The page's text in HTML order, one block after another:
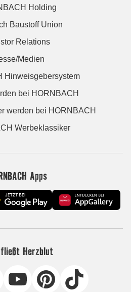
Holding
Baustoff Union
Relations
Medien
Hinweisgebersystem
bei HORNBACH
werden bei HORNBACH
Werbeklassiker
Apps
Herzblut